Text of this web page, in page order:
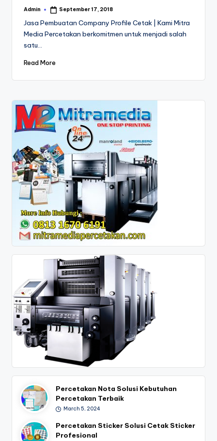
Posted
Admin September 17, 2018
Jasa Pembuatan Company Profile Cetak | Kami Mitra
Media Percetakan berkomitmen untuk menjadi salah
satu…
Read More
Percetakan Nota Solusi Kebutuhan
Percetakan Terbaik
March 5, 2024
Percetakan Sticker Solusi Cetak Sticker
Profesional